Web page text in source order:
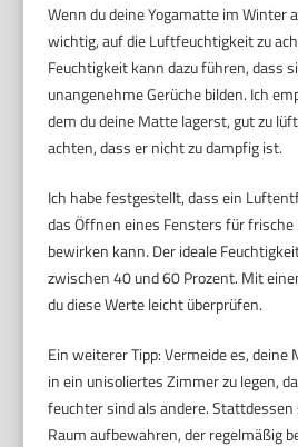
Wenn du deine Yogamatte im Winter
wichtig, auf die Luftfeuchtigkeit zu
Feuchtigkeit kann dazu führen, dass
unangenehme Gerüche bilden. Ich
dem du deine Matte lagerst, gut zu
achten, dass er nicht zu dampfig ist.
Ich habe festgestellt, dass ein
das Öffnen eines Fensters für
bewirken kann. Der ideale
zwischen 40 und 60 Prozent. Mit
du diese Werte leicht überprüfen.
Ein weiterer Tipp: Vermeide es, deine
in ein unisoliertes Zimmer zu legen,
feuchter sind als andere.
Raum aufbewahren, der regelmäßig